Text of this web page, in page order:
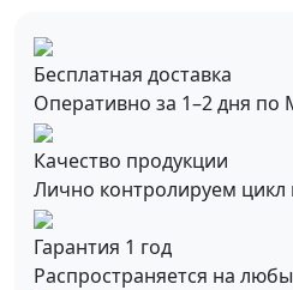
Бесплатная доставка
Оперативно за 1–2 дня по
Качество продукции
Лично контролируем цикл
Гарантия 1 год
Распространяется на